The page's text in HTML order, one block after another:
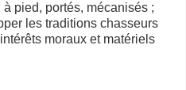
pied, portés, mécanisés ;
les traditions chasseurs
moraux et matériels